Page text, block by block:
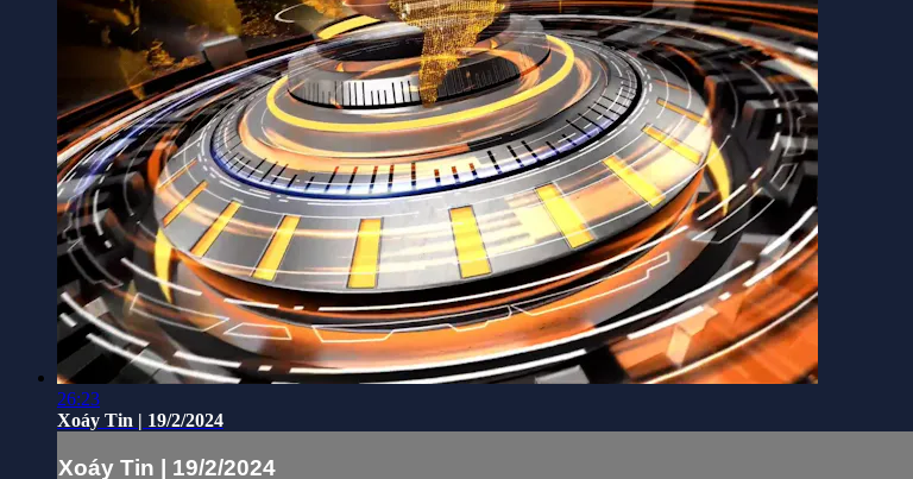
26:23
Xoáy Tin | 19/2/2024
Xoáy Tin | 19/2/2024